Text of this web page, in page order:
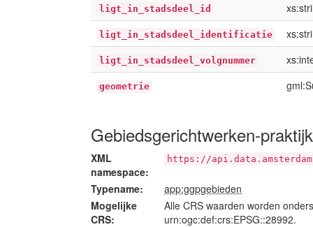
ligt_in_stadsdeel_id
ligt_in_stadsdeel_identificatie
ligt_in_stadsdeel_volgnummer
geometrie
Gebiedsgerichtwerken-
XML
namespace:
https://
Typename:
app:ggpgebieden
Mogelijke
CRS:
Alle CRS waarden worden
urn:ogc:def:crs:EPSG::28992.